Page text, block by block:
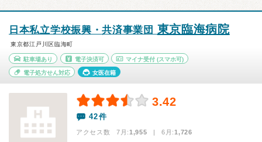
日本私立学校振興・共済事業団 東京臨海病院
東京都江戸川区臨海町
駐車場あり 電子決済可 マイナ受付 (スマホ可)
電子処方せん対応 女医在籍
3.42
42件
アクセス数 7月:1,955 | 6月:1,726